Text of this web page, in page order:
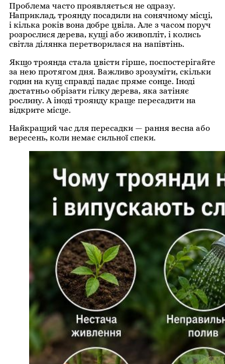
Проблема часто проявляється не одразу.
Наприклад, троянду посадили на сонячному місці,
і кілька років вона добре цвіла. Але з часом поруч
розрослися дерева, кущі або живопліт, і колись
світла ділянка перетворилася на напівтінь.
Якщо троянда стала цвісти гірше, поспостерігайте
за нею протягом дня. Важливо зрозуміти, скільки
годин на кущ справді падає пряме сонце. Іноді
достатньо обрізати гілку дерева, яка затіняє
рослину. А іноді троянду краще пересадити на
відкрите місце.
Найкращий час для пересадки — рання весна або
вересень, коли немає сильної спеки.